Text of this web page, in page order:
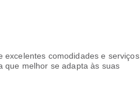
comodidades e serviços,
que melhor se adapta às suas